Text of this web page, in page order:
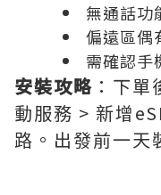
無通話功
偏遠區偶
需確認手
安裝攻略 ：下
動服務 > 新增
路。出發前一天